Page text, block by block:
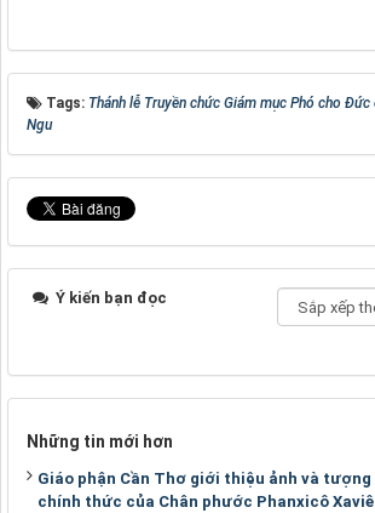
Tags: Thánh lễ Truyền chức Giám mục Phó cho
Ngu
Ý kiến bạn đọc
Những tin mới hơn
Giáo phận Cần Thơ giới thiệu ảnh và tượng
chính thức của Chân phước Phanxicô Xaviê